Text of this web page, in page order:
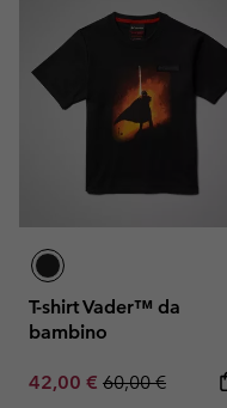
T-shirt Vader™ da
bambino
Sale price:
42,00 € Regular price:
60,00 €